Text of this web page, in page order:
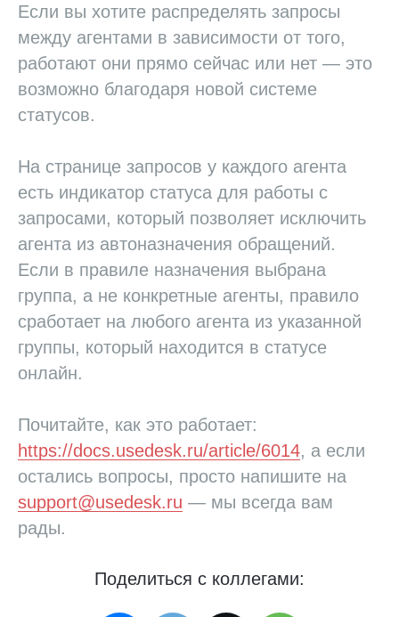
Если вы хотите распределять запросы
между агентами в зависимости от того,
работают они прямо сейчас или нет — это
возможно благодаря новой системе
статусов.
На странице запросов у каждого агента
есть индикатор статуса для работы с
запросами, который позволяет исключить
агента из автоназначения обращений.
Если в правиле назначения выбрана
группа, а не конкретные агенты, правило
сработает на любого агента из указанной
группы, который находится в статусе
онлайн.
Почитайте, как это работает:
https://docs.usedesk.ru/article/6014, а если
остались вопросы, просто напишите на
support@usedesk.ru — мы всегда вам
рады.
Поделиться с коллегами: